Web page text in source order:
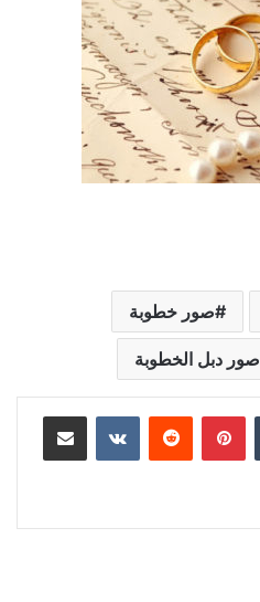
صور خطوبة
صور دبل الخطوبة
بينتيريست مشاركة عبر البريد